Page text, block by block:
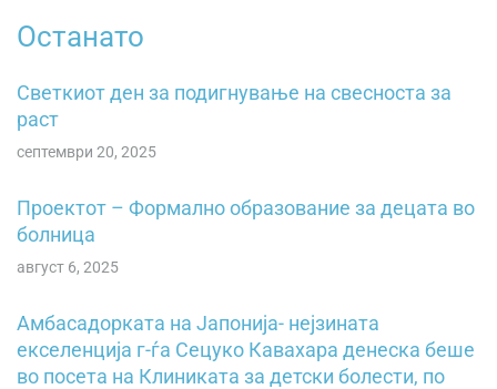
Останато
Светкиот ден за подигнување на свесностa зa
pacт
септември 20, 2025
Проектот – Формално образование за децата во
болница
август 6, 2025
Амбасадорката на Јапонија- нејзината
екселенција г-ѓа Сецуко Кавахара денеска беше
во посета на Клиниката за детски болести, по